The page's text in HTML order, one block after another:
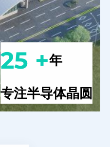
25 +年
专注半导体晶圆